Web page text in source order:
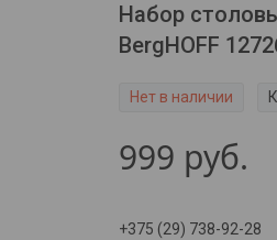
Набор
BergHOFF
Нет в наличии
999 руб.
+375 (29) 738-92-28